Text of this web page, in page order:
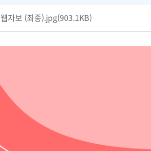
웹자보 (최종).jpg(903.1KB)